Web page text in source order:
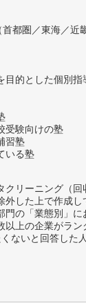
都圏／東海／近
目的とした個別指
受験向けの塾
習塾
いる塾
リーニング（回
した上で作成し
の「業態別」
上の企業がラン
ないと回答した